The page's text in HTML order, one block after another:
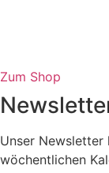
Zum Shop
Unser
wöchentlichen